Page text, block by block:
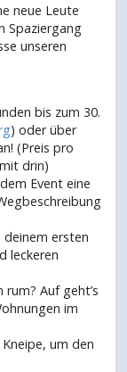
neue Leute
Spaziergang
unseren
bis zum 30.
) oder über
(Preis pro
drin)
Event eine
deinem ersten
leckeren
Auf geht’s
im
um den